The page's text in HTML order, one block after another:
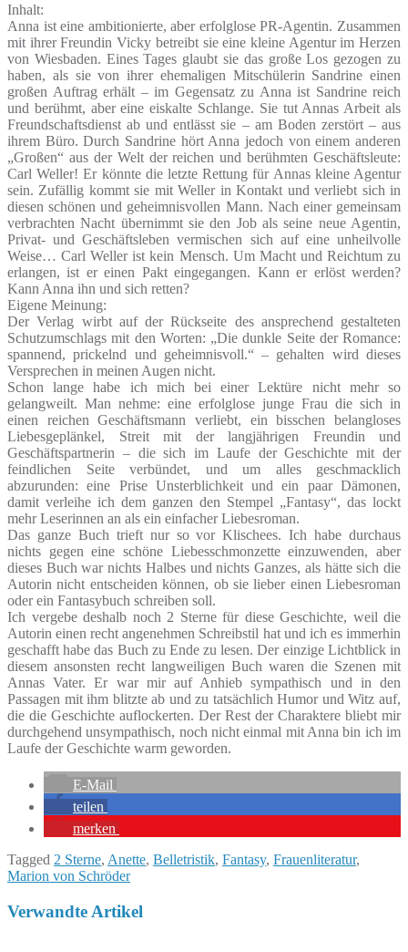
Inhalt:
Anna ist eine ambitionierte, aber erfolglose PR-Agentin. Zusammen
mit ihrer Freundin Vicky betreibt sie eine kleine Agentur im Herzen
von Wiesbaden. Eines Tages glaubt sie das große Los gezogen zu
haben, als sie von ihrer ehemaligen Mitschülerin Sandrine einen
großen Auftrag erhält – im Gegensatz zu Anna ist Sandrine reich
und berühmt, aber eine eiskalte Schlange. Sie tut Annas Arbeit als
Freundschaftsdienst ab und entlässt sie – am Boden zerstört – aus
ihrem Büro. Durch Sandrine hört Anna jedoch von einem anderen
„Großen“ aus der Welt der reichen und berühmten Geschäftsleute:
Carl Weller! Er könnte die letzte Rettung für Annas kleine Agentur
sein. Zufällig kommt sie mit Weller in Kontakt und verliebt sich in
diesen schönen und geheimnisvollen Mann. Nach einer gemeinsam
verbrachten Nacht übernimmt sie den Job als seine neue Agentin,
Privat- und Geschäftsleben vermischen sich auf eine unheilvolle
Weise… Carl Weller ist kein Mensch. Um Macht und Reichtum zu
erlangen, ist er einen Pakt eingegangen. Kann er erlöst werden?
Kann Anna ihn und sich retten?
Eigene Meinung:
Der Verlag wirbt auf der Rückseite des ansprechend gestalteten
Schutzumschlags mit den Worten: „Die dunkle Seite der Romance:
spannend, prickelnd und geheimnisvoll.“ – gehalten wird dieses
Versprechen in meinen Augen nicht.
Schon lange habe ich mich bei einer Lektüre nicht mehr so
gelangweilt. Man nehme: eine erfolglose junge Frau die sich in
einen reichen Geschäftsmann verliebt, ein bisschen belangloses
Liebesgeplänkel, Streit mit der langjährigen Freundin und
Geschäftspartnerin – die sich im Laufe der Geschichte mit der
feindlichen Seite verbündet, und um alles geschmacklich
abzurunden: eine Prise Unsterblichkeit und ein paar Dämonen,
damit verleihe ich dem ganzen den Stempel „Fantasy“, das lockt
mehr Leserinnen an als ein einfacher Liebesroman.
Das ganze Buch trieft nur so vor Klischees. Ich habe durchaus
nichts gegen eine schöne Liebesschmonzette einzuwenden, aber
dieses Buch war nichts Halbes und nichts Ganzes, als hätte sich die
Autorin nicht entscheiden können, ob sie lieber einen Liebesroman
oder ein Fantasybuch schreiben soll.
Ich vergebe deshalb noch 2 Sterne für diese Geschichte, weil die
Autorin einen recht angenehmen Schreibstil hat und ich es immerhin
geschafft habe das Buch zu Ende zu lesen. Der einzige Lichtblick in
diesem ansonsten recht langweiligen Buch waren die Szenen mit
Annas Vater. Er war mir auf Anhieb sympathisch und in den
Passagen mit ihm blitzte ab und zu tatsächlich Humor und Witz auf,
die die Geschichte auflockerten. Der Rest der Charaktere bliebt mir
durchgehend unsympathisch, noch nicht einmal mit Anna bin ich im
Laufe der Geschichte warm geworden.
E-Mail
teilen
merken
Tagged 2 Sterne, Anette, Belletristik, Fantasy, Frauenliteratur,
Marion von Schröder
Verwandte Artikel